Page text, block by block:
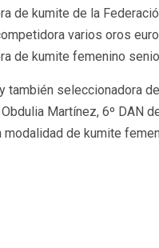
de kumite de la
varios oros
de kumite femenino
también seleccionadora
Martínez, 6º DAN
modalidad de kumite